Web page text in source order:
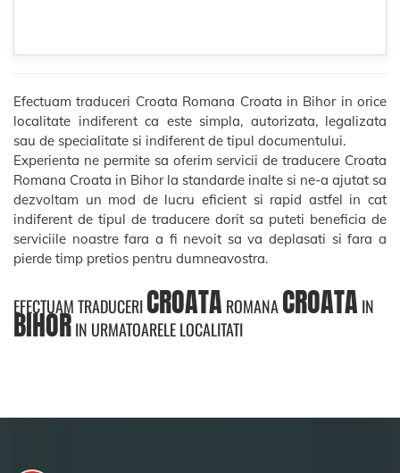
Efectuam traduceri Croata Romana Croata in Bihor in orice
localitate indiferent ca este simpla, autorizata, legalizata
sau de specialitate si indiferent de tipul documentului.
Experienta ne permite sa oferim servicii de traducere Croata
Romana Croata in Bihor la standarde inalte si ne-a ajutat sa
dezvoltam un mod de lucru eficient si rapid astfel in cat
indiferent de tipul de traducere dorit sa puteti beneficia de
serviciile noastre fara a fi nevoit sa va deplasati si fara a
pierde timp pretios pentru dumneavostra.
EFECTUAM TRADUCERICROATA ROMANACROATA IN
BIHORIN URMATOARELE LOCALITATI